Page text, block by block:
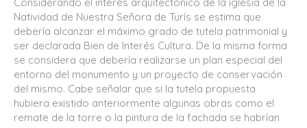
Natividad de Nuestra Señora de Turís se estima que
debería alcanzar el máximo grado de tutela patrimonial y
ser declarada Bien de Interés Cultura. De la misma forma
se considera que debería realizarse un plan especial del
entorno del monumento y un proyecto de conservación
del mismo. Cabe señalar que si la tutela propuesta
hubiera existido anteriormente algunas obras como el
remate de la torre o la pintura de la fachada se habrían